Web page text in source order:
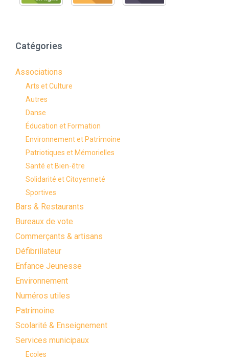
Catégories
Associations
Arts et Culture
Autres
Danse
Éducation et Formation
Environnement et Patrimoine
Patriotiques et Mémorielles
Santé et Bien-être
Solidarité et Citoyenneté
Sportives
Bars & Restaurants
Bureaux de vote
Commerçants & artisans
Défibrillateur
Enfance Jeunesse
Environnement
Numéros utiles
Patrimoine
Scolarité & Enseignement
Services municipaux
Ecoles